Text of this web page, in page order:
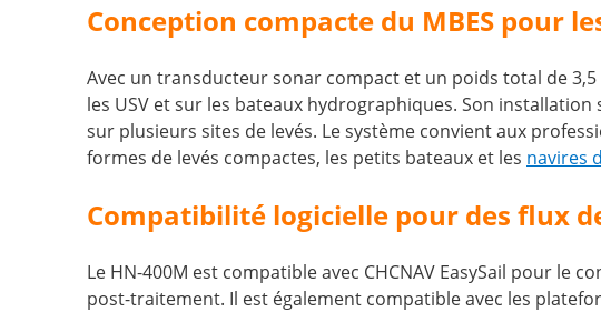
Conception compacte du MBES pour
Avec un transducteur sonar compact et un poids total de
les USV et sur les bateaux hydrographiques. Son
sur plusieurs sites de levés. Le système convient aux
formes de levés compactes, les petits bateaux et les navires
Compatibilité logicielle pour des flux
Le HN-400M est compatible avec CHCNAV EasySail pour le
post-traitement. Il est également compatible avec les